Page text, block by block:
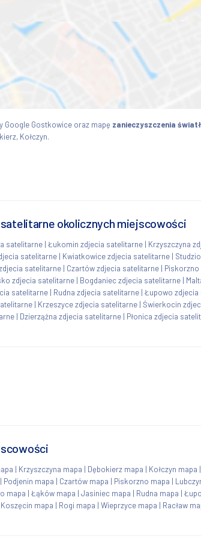
Google Gostkowice oraz mapę zanieczyszczenia
Kołczyn.
okolicznych miejscowości
satelitarne | Łukomin zdjecia satelitarne | Krzyszczyna
satelitarne | Kwiatkowice zdjecia satelitarne |
satelitarne | Czartów zdjecia satelitarne |
zdjecia satelitarne | Bogdaniec zdjecia satelitarne |
satelitarne | Rudna zdjecia satelitarne | Łupowo zdjecia
| Krzeszyce zdjecia satelitarne | Świerkocin
| Dzierzążna zdjecia satelitarne | Płonica zdjecia
| Krzyszczyna mapa | Dębokierz mapa | Kołczyn mapa |
| Podjenin mapa | Czartów mapa | Piskorzno mapa |
mapa | Łąków mapa | Jasiniec mapa | Rudna mapa |
Koszęcin mapa | Rogi mapa | Wieprzyce mapa | Racław